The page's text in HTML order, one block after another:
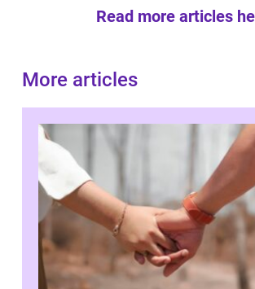
Read more articles
More articles